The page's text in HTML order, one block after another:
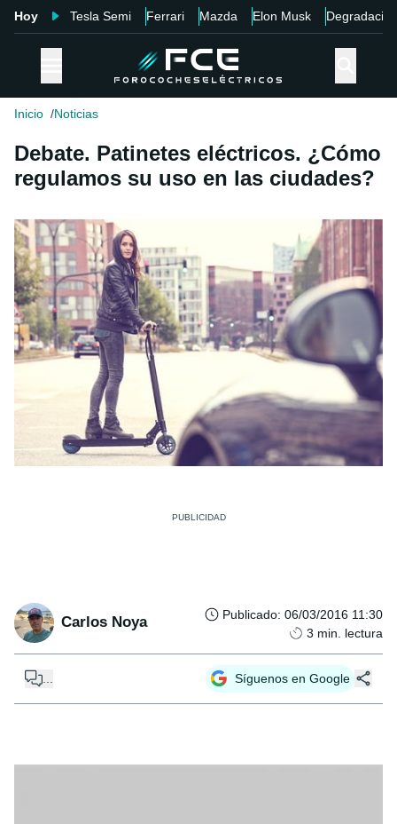
Hoy Tesla Semi Ferrari Mazda Elon Musk Degradación
Inicio Noticias
Debate. Patinetes eléctricos. ¿Cómo
regulamos su uso en las ciudades?
Carlos Noya Publicado: 06/03/2016 11:30
3 min. lectura
Síguenos en Google